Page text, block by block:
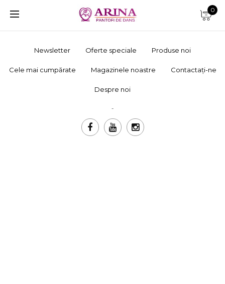
0
Newsletter Oferte speciale Produse noi
Cele mai cumpărate Magazinele noastre Contactați-ne
Despre noi
-